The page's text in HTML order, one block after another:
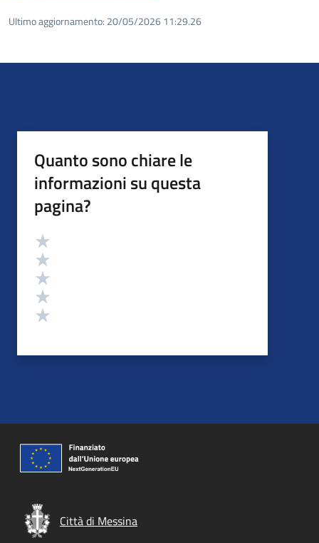
Ultimo aggiornamento: 20/05/2026 11:29.26
Quanto sono chiare le
informazioni su questa
pagina?
Valutazione
Città di Messina